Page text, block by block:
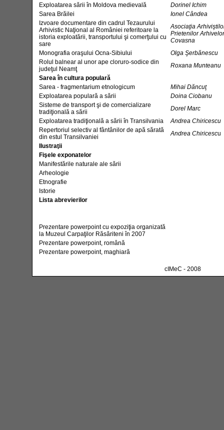
Exploatarea sării în Moldova medievală
Dorinel Ichim
Sarea Brăilei
Ionel Cândea
Izvoare documentare din cadrul Tezaurului
Arhivistic Naţional al României referitoare la
istoria exploatării, transportului şi comerţului cu
sare
Asociaţia
Prietenilor Arhivelor
Covasna
Monografia oraşului Ocna-Sibiului
Olga Şerbănescu
Rolul balnear al unor ape cloruro-sodice din
judeţul Neamţ
Roxana Munteanu
Sarea în cultura populară
Sarea - fragmentarium etnologicum
Mihai Dăncuţ
Exploatarea populară a sării
Doina Ciobanu
Sisteme de transport şi de comercializare
tradiţională a sării
Dorel Marc
Exploatarea tradiţională a sării în Transilvania
Andrea Chiricescu
Repertoriul selectiv al fântânilor de apă sărată
din estul Transilvaniei
Andrea Chiricescu
Ilustraţii
Fişele exponatelor
Manifestările naturale ale sării
Arheologie
Etnografie
Istorie
Lista abrevierilor
Prezentare powerpoint cu expoziţia organizată
la Muzeul Carpaţilor Răsăriteni în 2007
Prezentare powerpoint, română
Prezentare powerpoint, maghiară
cIMeC - 2008